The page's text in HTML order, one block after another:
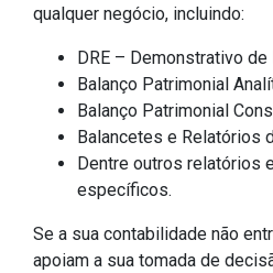
qualquer negócio, incluindo:
DRE – Demonstrativo
Balanço Patrimonial
Balanço Patrimonial
Balancetes e Relatórios
Dentre outros relatórios
específicos.
Se a sua contabilidade não
apoiam a sua tomada de